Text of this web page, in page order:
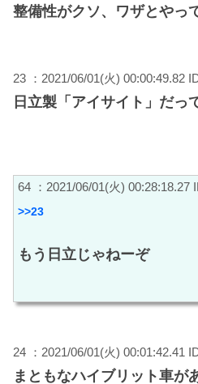
整備性がクソ、ワザとやっ
23 ：2021/06/01(火) 00:00:49.82
日立製「アイサイト」だっ
64 ：2021/06/01(火) 00:28:18.27
>>23
もう日立じゃねーぞ
24 ：2021/06/01(火) 00:01:42.41
まともなハイブリット車が